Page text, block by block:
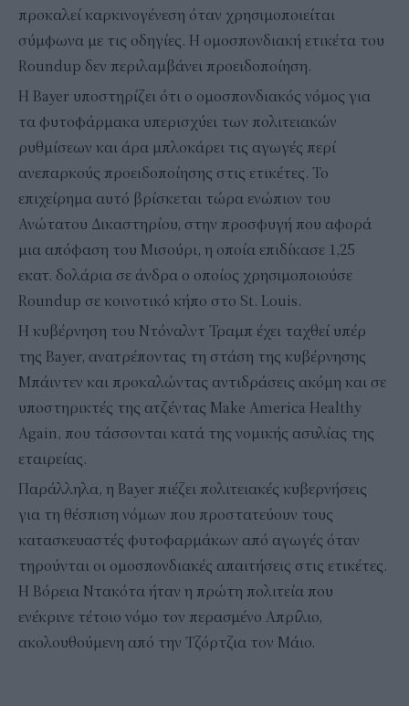
προκαλεί καρκινογένεση όταν χρησιμοποιείται
σύμφωνα με τις οδηγίες. Η ομοσπονδιακή ετικέτα του
Roundup δεν περιλαμβάνει προειδοποίηση.
Η Bayer υποστηρίζει ότι ο ομοσπονδιακός νόμος για
τα φυτοφάρμακα υπερισχύει των πολιτειακών
ρυθμίσεων και άρα μπλοκάρει τις αγωγές περί
ανεπαρκούς προειδοποίησης στις ετικέτες. Το
επιχείρημα αυτό βρίσκεται τώρα ενώπιον του
Ανώτατου Δικαστηρίου, στην προσφυγή που αφορά
μια απόφαση του Μισούρι, η οποία επιδίκασε 1,25
εκατ. δολάρια σε άνδρα ο οποίος χρησιμοποιούσε
Roundup σε κοινοτικό κήπο στο St. Louis.
Η κυβέρνηση του Ντόναλντ Τραμπ έχει ταχθεί υπέρ
της Bayer, ανατρέποντας τη στάση της κυβέρνησης
Μπάιντεν και προκαλώντας αντιδράσεις ακόμη και σε
υποστηρικτές της ατζέντας Make America Healthy
Again, που τάσσονται κατά της νομικής ασυλίας της
εταιρείας.
Παράλληλα, η Bayer πιέζει πολιτειακές κυβερνήσεις
για τη θέσπιση νόμων που προστατεύουν τους
κατασκευαστές φυτοφαρμάκων από αγωγές όταν
τηρούνται οι ομοσπονδιακές απαιτήσεις στις ετικέτες.
Η Βόρεια Ντακότα ήταν η πρώτη πολιτεία που
ενέκρινε τέτοιο νόμο τον περασμένο Απρίλιο,
ακολουθούμενη από την Τζόρτζια τον Μάιο.